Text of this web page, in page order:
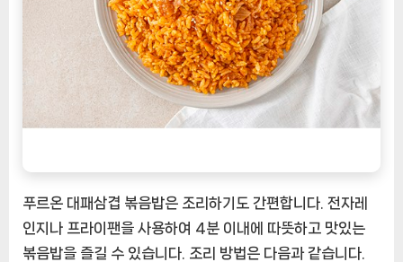
푸르온 대패삼겹 볶음밥은 조리하기도 간편합니다. 전자레
인지나 프라이팬을 사용하여 4분 이내에 따뜻하고 맛있는
볶음밥을 즐길 수 있습니다. 조리 방법은 다음과 같습니다.